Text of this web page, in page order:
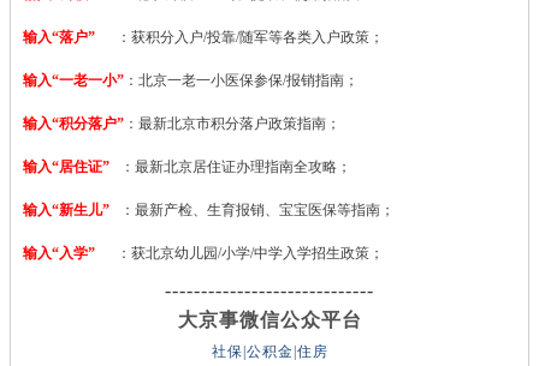
输入“落户” ：获积分入户/投靠/随军等各类入户政策；
输入“一老一小” ：北京一老一小医保参保/报销指南；
输入“积分落户” ：最新北京市积分落户政策指南；
输入“居住证” ：最新北京居住证办理指南全攻略；
输入“新生儿” ：最新产检、生育报销、宝宝医保等指南；
输入“入学” ：获北京幼儿园/小学/中学入学招生政策；
-----------------------------
大京事微信公众平台
社保|公积金|住房